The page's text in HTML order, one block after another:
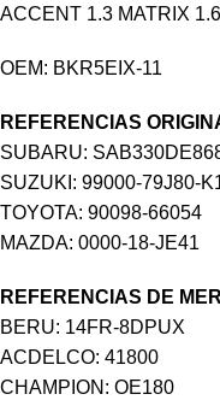
ACCENT 1.3 MATRIX
OEM: BKR5EIX-11
REFERENCIAS
SUBARU:
SUZUKI: 99000-79J80-
TOYOTA: 90098-66054
MAZDA: 0000-18-JE41
REFERENCIAS DE
BERU: 14FR-8DPUX
ACDELCO: 41800
CHAMPION: OE180